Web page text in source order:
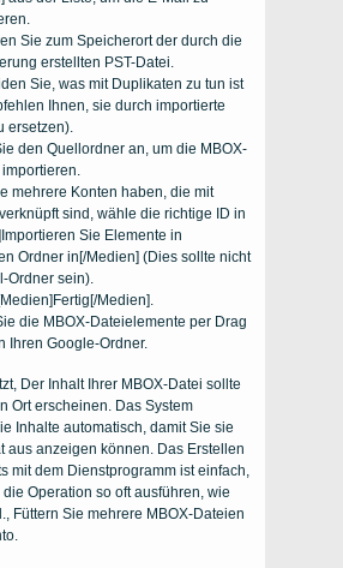
Sie zum Speicherort der durch die
erstellten PST-Datei.
Sie, was mit Duplikaten zu tun ist
Ihnen, sie durch importierte
ersetzen).
den Quellordner an, um die MBOX-
importieren.
mehrere Konten haben, die mit
sind, wähle die richtige ID in
Sie Elemente in
Ordner in[/Medien] (Dies sollte nicht
Ordner sein).
Medien].
die MBOX-Dateielemente per Drag
Ihren Google-Ordner.
Der Inhalt Ihrer MBOX-Datei sollte
Ort erscheinen. Das System
Inhalte automatisch, damit Sie sie
aus anzeigen können. Das Erstellen
mit dem Dienstprogramm ist einfach,
Operation so oft ausführen, wie
Füttern Sie mehrere MBOX-Dateien